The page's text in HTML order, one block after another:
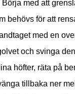
med att
behövs för att
med en
och svinga
höfter, räta på
tillbaka ner